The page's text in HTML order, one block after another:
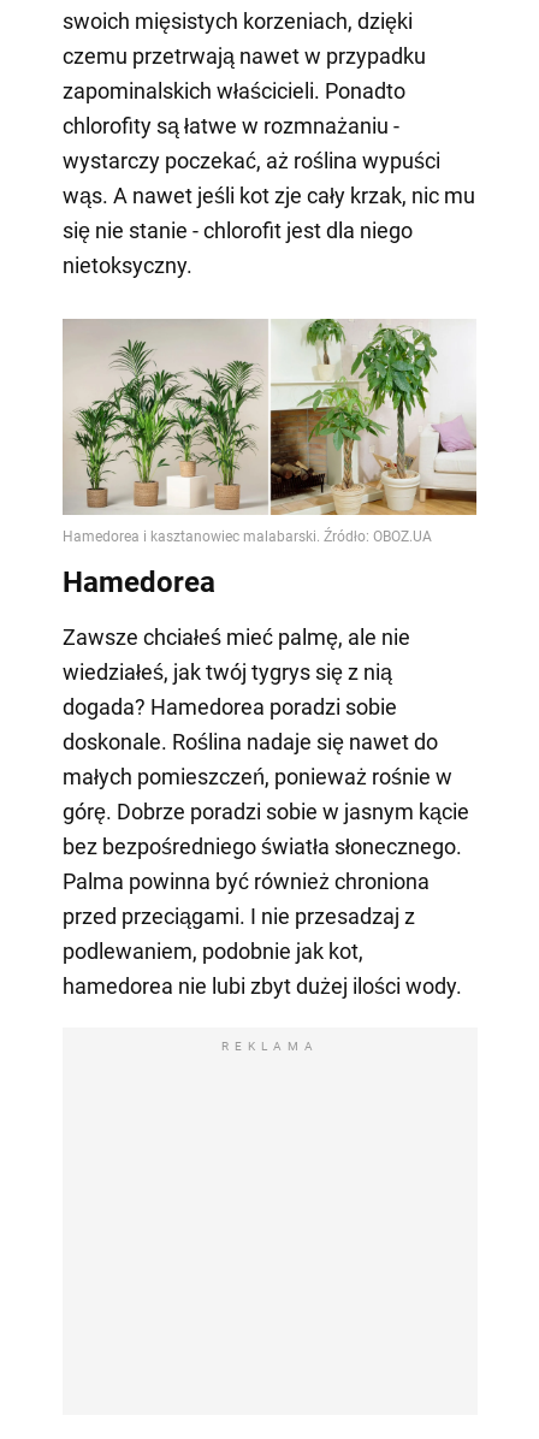
swoich mięsistych korzeniach, dzięki
czemu przetrwają nawet w przypadku
zapominalskich właścicieli. Ponadto
chlorofity są łatwe w rozmnażaniu -
wystarczy poczekać, aż roślina wypuści
wąs. A nawet jeśli kot zje cały krzak, nic mu
się nie stanie - chlorofit jest dla niego
nietoksyczny.
Hamedorea
Zawsze chciałeś mieć palmę, ale nie
wiedziałeś, jak twój tygrys się z nią
dogada? Hamedorea poradzi sobie
doskonale. Roślina nadaje się nawet do
małych pomieszczeń, ponieważ rośnie w
górę. Dobrze poradzi sobie w jasnym kącie
bez bezpośredniego światła słonecznego.
Palma powinna być również chroniona
przed przeciągami. I nie przesadzaj z
podlewaniem, podobnie jak kot,
hamedorea nie lubi zbyt dużej ilości wody.
REKLAMA